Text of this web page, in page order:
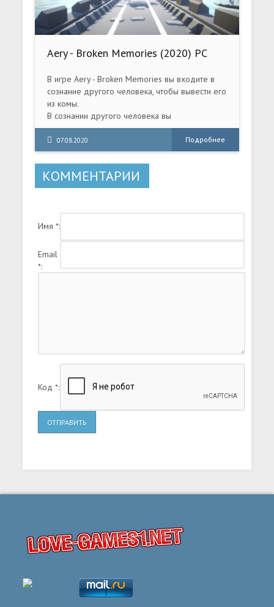
Aery - Broken Memories (2020) PC
В игре Aery - Broken Memories вы входите в
сознание другого человека, чтобы вывести его
из комы.
В сознании другого человека вы
представлены в виде маленькой птички,
которая плавно перемещается через мысли,
страхи и воспоминания.
07.08.2020 Подробнее
КОММЕНТАРИИ
Имя *:
Email
*:
Код *:
ОТПРАВИТЬ